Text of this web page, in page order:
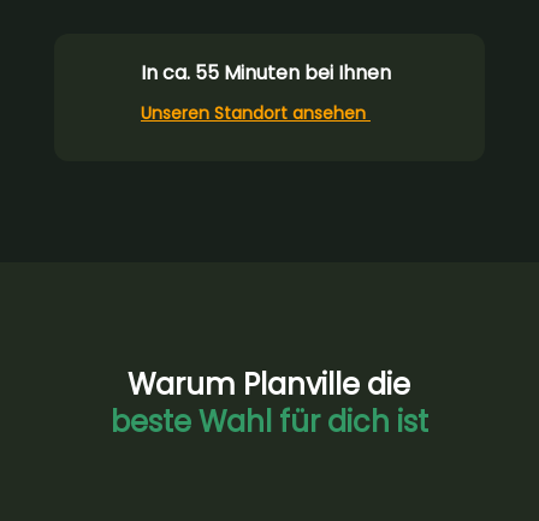
In ca. 55 Minuten bei Ihnen
Unseren Standort ansehen
Warum Planville die
beste Wahl für dich ist